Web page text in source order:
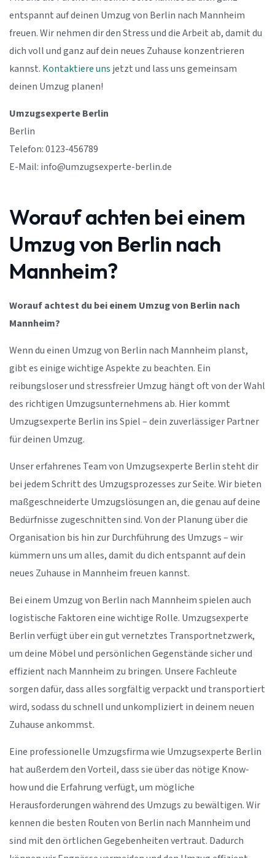
entspannt auf deinen Umzug von Berlin nach Mannheim
freuen. Wir nehmen dir den Stress und die Arbeit ab, damit du
dich voll und ganz auf dein neues Zuhause konzentrieren
kannst. Kontaktiere uns jetzt und lass uns gemeinsam
deinen Umzug planen!
Umzugsexperte Berlin
Berlin
Telefon: 0123-456789
E-Mail: info@umzugsexperte-berlin.de
Worauf achten bei einem
Umzug von Berlin nach
Mannheim?
Worauf achtest du bei einem Umzug von Berlin nach
Mannheim?
Wenn du einen Umzug von Berlin nach Mannheim planst,
gibt es einige wichtige Aspekte zu beachten. Ein
reibungsloser und stressfreier Umzug hängt oft von der Wahl
des richtigen Umzugsunternehmens ab. Hier kommt
Umzugsexperte Berlin ins Spiel – dein zuverlässiger Partner
für deinen Umzug.
Unser erfahrenes Team von Umzugsexperte Berlin steht dir
bei jedem Schritt des Umzugsprozesses zur Seite. Wir bieten
maßgeschneiderte Umzugslösungen an, die genau auf deine
Bedürfnisse zugeschnitten sind. Von der Planung über die
Organisation bis hin zur Durchführung des Umzugs – wir
kümmern uns um alles, damit du dich entspannt auf dein
neues Zuhause in Mannheim freuen kannst.
Bei einem Umzug von Berlin nach Mannheim spielen auch
logistische Faktoren eine wichtige Rolle. Umzugsexperte
Berlin verfügt über ein gut vernetztes Transportnetzwerk,
um deine Möbel und persönlichen Gegenstände sicher und
effizient nach Mannheim zu bringen. Unsere Fachleute
sorgen dafür, dass alles sorgfältig verpackt und transportiert
wird, sodass du schnell und unkompliziert in deinem neuen
Zuhause ankommst.
Eine professionelle Umzugsfirma wie Umzugsexperte Berlin
hat außerdem den Vorteil, dass sie über das nötige Know-
how und die Erfahrung verfügt, um mögliche
Herausforderungen während des Umzugs zu bewältigen. Wir
kennen die besten Routen von Berlin nach Mannheim und
sind mit den örtlichen Gegebenheiten vertraut. Dadurch